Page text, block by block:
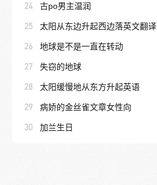
24 古po男主温润
25 太阳从东边升起西边落英文翻译
26 地球是不是一直在转动
27 失窃的地球
28 太阳缓慢地从东方升起英语
29 病娇的金丝雀文章女性向
30 加兰生日